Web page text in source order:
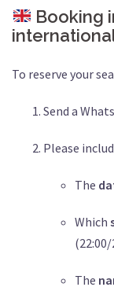
Booking
To reserve your
Send a
Please
The
Which
(22:00/
The